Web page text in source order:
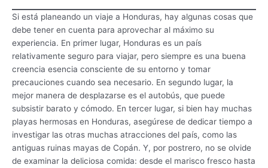
Si está planeando un viaje a Honduras, hay algunas cosas que
debe tener en cuenta para aprovechar al máximo su
experiencia. En primer lugar, Honduras es un país
relativamente seguro para viajar, pero siempre es una buena
creencia esencia consciente de su entorno y tomar
precauciones cuando sea necesario. En segundo lugar, la
mejor manera de desplazarse es el autobús, que puede
subsistir barato y cómodo. En tercer lugar, si bien hay muchas
playas hermosas en Honduras, asegúrese de dedicar tiempo a
investigar las otras muchas atracciones del país, como las
antiguas ruinas mayas de Copán. Y, por postrero, no se olvide
de examinar la deliciosa comida: desde el marisco fresco hasta